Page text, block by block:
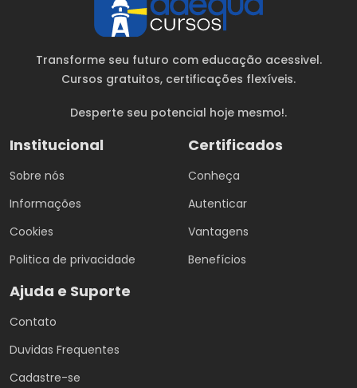
Transforme seu futuro com educação acessivel.
Cursos gratuitos, certificações flexíveis.
Desperte seu potencial hoje mesmo!.
Institucional
Sobre nós
Informações
Cookies
Politica de privacidade
Certificados
Conheça
Autenticar
Vantagens
Benefícios
Ajuda e Suporte
Contato
Duvidas Frequentes
Cadastre-se